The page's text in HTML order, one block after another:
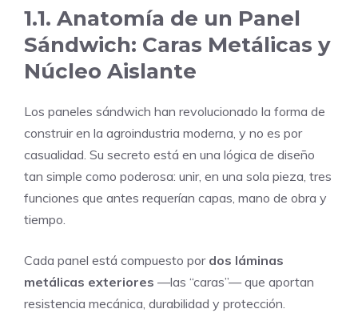
1.1. Anatomía de un Panel
Sándwich: Caras Metálicas y
Núcleo Aislante
Los paneles sándwich han revolucionado la forma de
construir en la agroindustria moderna, y no es por
casualidad. Su secreto está en una lógica de diseño
tan simple como poderosa: unir, en una sola pieza, tres
funciones que antes requerían capas, mano de obra y
tiempo.
Cada panel está compuesto por dos láminas
metálicas exteriores —las “caras”— que aportan
resistencia mecánica, durabilidad y protección.